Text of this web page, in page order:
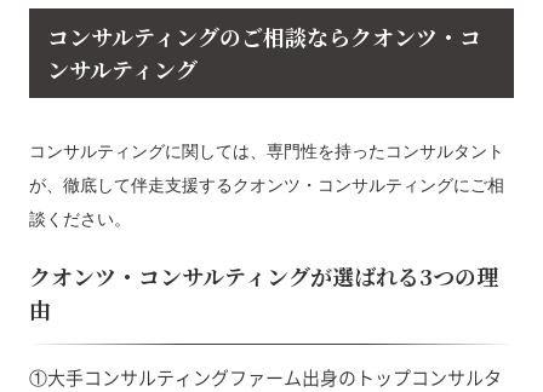
コンサルティングのご相談ならクオンツ・コ
ンサルティング
コンサルティングに関しては、専門性を持ったコンサルタント
が、徹底して伴走支援するクオンツ・コンサルティングにご相
談ください。
クオンツ・コンサルティングが選ばれる3つの理
由
①大手コンサルティングファーム出身のトップコンサルタ